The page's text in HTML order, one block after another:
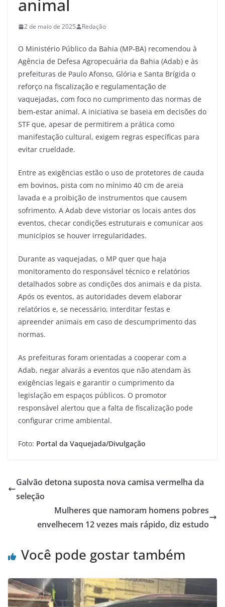
animal
2 de maio de 2025 Redação
O Ministério Público da Bahia (MP-BA) recomendou à
Agência de Defesa Agropecuária da Bahia (Adab) e às
prefeituras de Paulo Afonso, Glória e Santa Brígida o
reforço na fiscalização e regulamentação de
vaquejadas, com foco no cumprimento das normas de
bem-estar animal. A iniciativa se baseia em decisões do
STF que, apesar de permitirem a prática como
manifestação cultural, exigem regras específicas para
evitar crueldade.
Entre as exigências estão o uso de protetores de cauda
em bovinos, pista com no mínimo 40 cm de areia
lavada e a proibição de instrumentos que causem
sofrimento. A Adab deve vistoriar os locais antes dos
eventos, checar condições estruturais e comunicar aos
municípios se houver irregularidades.
Durante as vaquejadas, o MP quer que haja
monitoramento do responsável técnico e relatórios
detalhados sobre as condições dos animais e da pista.
Após os eventos, as autoridades devem elaborar
relatórios e, se necessário, interditar festas e
apreender animais em caso de descumprimento das
normas.
As prefeituras foram orientadas a cooperar com a
Adab, negar alvarás a eventos que não atendam às
exigências legais e garantir o cumprimento da
legislação em espaços públicos. O promotor
responsável alertou que a falta de fiscalização pode
configurar crime ambiental.
Foto: Portal da Vaquejada/Divulgação
Galvão detona suposta nova camisa vermelha da
seleção
Mulheres que namoram homens pobres
envelhecem 12 vezes mais rápido, diz estudo
Você pode gostar também